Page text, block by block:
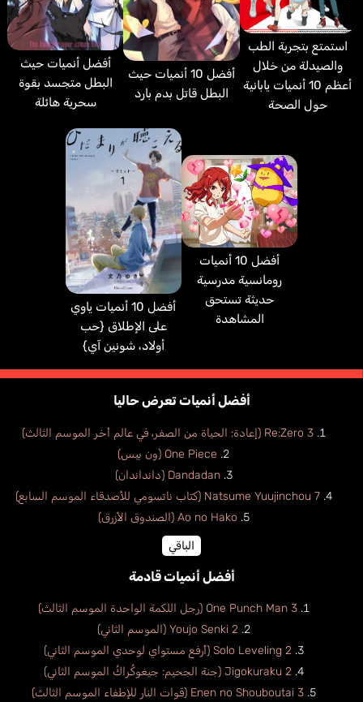
استمتع بتجربة الطب
والصيدلة من خلال
أعظم 10 أنميات يابانية
حول الصحة
أفضل 10 أنميات حيث
البطل قاتل بدم بارد
أفضل أنميات حيث
البطل متجسد بقوة
سحرية هائلة
أفضل 10 أنميات
رومانسية مدرسية
حديثة تستحق
المشاهدة
أفضل 10 أنميات ياوي
على الإطلاق {حب
أولاد، شونين آي}
أفضل أنميات تعرض حاليا
Re:Zero 3 (إعادة: الحياة من الصفر، في عالم أخر الموسم الثالث)
One Piece (ون بيس)
Dandadan (دانداندان)
Natsume Yuujinchou 7 (كتاب ناتسومي للأصدقاء الموسم السابع)
Ao no Hako (الصندوق الأزرق)
الباقي
أفضل أنميات قادمة
One Punch Man 3 (رجل اللكمة الواحدة الموسم الثالث)
Youjo Senki 2 (الموسم الثاني)
Solo Leveling 2 (أرفع مستواي لوحدي الموسم الثاني)
Jigokuraku 2 (جنة الجحيم: جيغوكُراكُ الموسم الثاني)
Enen no Shouboutai 3 (قوات النار للإطفاء الموسم الثالث)